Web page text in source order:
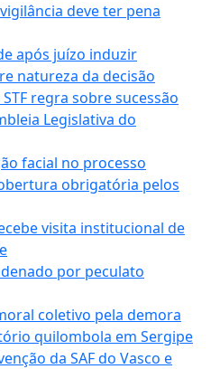
deve ter pena
após juízo induzir
natureza da decisão
regra sobre sucessão
Legislativa do
facial no processo
obrigatória pelos
visita institucional de
por peculato
coletivo pela demora
quilombola em Sergipe
da SAF do Vasco e